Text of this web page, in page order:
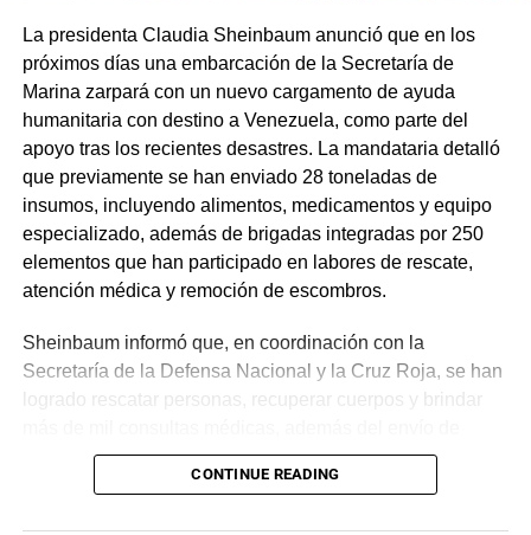
La presidenta Claudia Sheinbaum anunció que en los
próximos días una embarcación de la Secretaría de
Marina zarpará con un nuevo cargamento de ayuda
humanitaria con destino a Venezuela, como parte del
apoyo tras los recientes desastres. La mandataria detalló
que previamente se han enviado 28 toneladas de
insumos, incluyendo alimentos, medicamentos y equipo
especializado, además de brigadas integradas por 250
elementos que han participado en labores de rescate,
atención médica y remoción de escombros.
Sheinbaum informó que, en coordinación con la
Secretaría de la Defensa Nacional y la Cruz Roja, se han
logrado rescatar personas, recuperar cuerpos y brindar
plantas de energía y materiales de apoyo. Subrayó que
estas acciones responden a solicitudes del gobierno
CONTINUE READING